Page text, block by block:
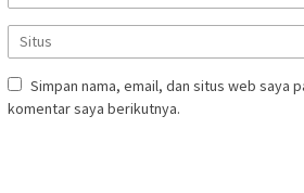
Simpan nama, email, dan situs web saya
komentar saya berikutnya.